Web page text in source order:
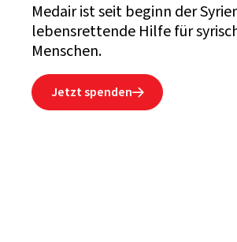
Medair ist seit beginn der
lebensrettende Hilfe für
Menschen.
Jetzt spenden